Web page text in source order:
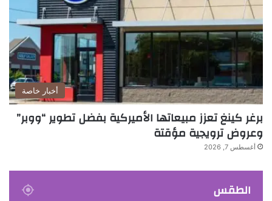
أخبار خاصة
برغر كينغ تعزز مبيعاتها الأميركية بفضل تطوير “ووبر”
وعروض ترويجية مؤقتة
أغسطس 7, 2026
الطقس